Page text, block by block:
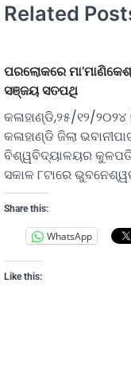
Related
ପରଲୋକରେ
ସଞ୍ଜୟ ସତପଥି
କଳାହାଣ୍ଡି,୨୫/୧୨/
କଳାହାଣ୍ଡି ଜିଲା
ବିଶ୍ୱବିଦ୍ୟାଳୟର
ସକାଳ ୮ଟାରେ
Share this:
WhatsApp
Like this: